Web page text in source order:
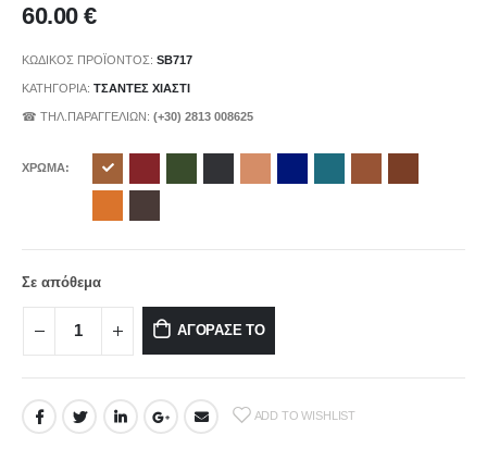
60.00€
ΚΩΔΙΚΌΣ ΠΡΟΪΌΝΤΟΣ: SB717
ΚΑΤΗΓΟΡΊΑ: ΤΣΑΝΤΕΣ ΧΙΑΣΤΙ
☎ ΤΗΛ.ΠΑΡΑΓΓΕΛΙΩΝ: (+30) 2813 008625
ΧΡΩΜΑ
Σε απόθεμα
ΑΓΟΡΑΣΕ ΤΟ
ADD TO WISHLIST